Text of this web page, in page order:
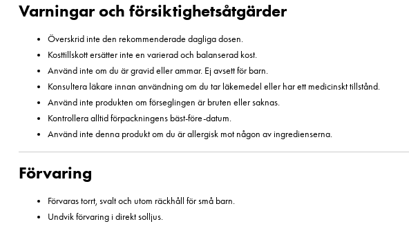
Varningar och försiktighetsåtgärder
Överskrid inte den rekommenderade dagliga dosen.
Kosttillskott ersätter inte en varierad och balanserad kost.
Använd inte om du är gravid eller ammar. Ej avsett för barn.
Konsultera läkare innan användning om du tar läkemedel eller har ett medicinskt tillstånd.
Använd inte produkten om förseglingen är bruten eller saknas.
Kontrollera alltid förpackningens bäst-före-datum.
Använd inte denna produkt om du är allergisk mot någon av ingredienserna.
Förvaring
Förvaras torrt, svalt och utom räckhåll för små barn.
Undvik förvaring i direkt solljus.